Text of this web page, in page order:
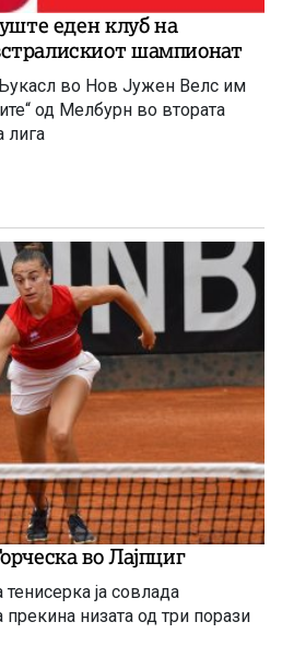
еден клуб на
шампионат
во Нов Јужен Велс им
од Мелбурн во втората
лига
во Лајпциг
ја совлада
низата од три порази